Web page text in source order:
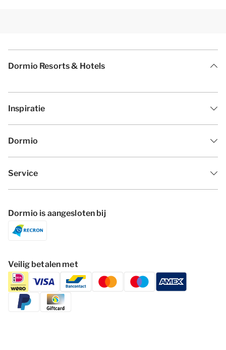
Dormio Resorts & Hotels
Inspiratie
Dormio
Service
Dormio is aangesloten bij
Veilig betalen met